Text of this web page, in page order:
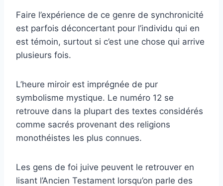
Faire l’expérience de ce genre de synchronicité
est parfois déconcertant pour l’individu qui en
est témoin, surtout si c’est une chose qui arrive
plusieurs fois.
L’heure miroir est imprégnée de pur
symbolisme mystique. Le numéro 12 se
retrouve dans la plupart des textes considérés
comme sacrés provenant des religions
monothéistes les plus connues.
Les gens de foi juive peuvent le retrouver en
lisant l’Ancien Testament lorsqu’on parle des